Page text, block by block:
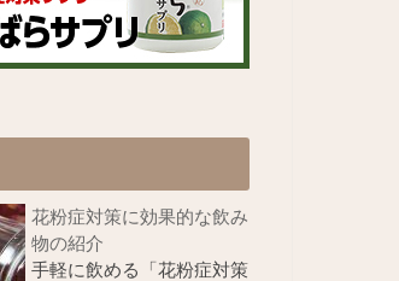
花粉症対策に効果的な飲み
物の紹介
手軽に飲める「花粉症対策